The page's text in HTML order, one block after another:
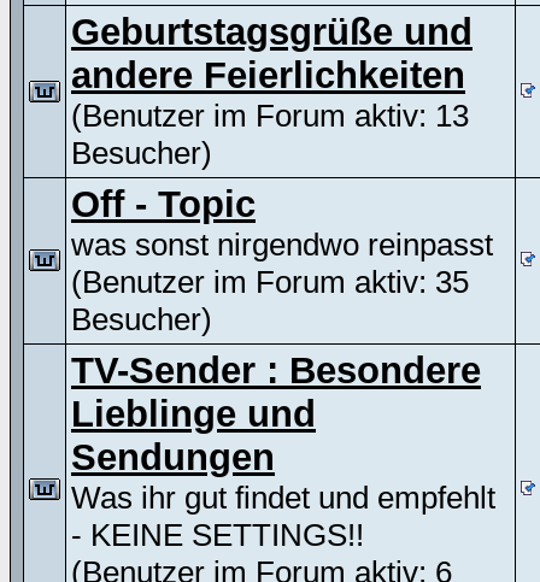
Geburtstagsgrüße und
andere Feierlichkeiten
(Benutzer im Forum aktiv: 13
Besucher)
Off - Topic
was sonst nirgendwo reinpasst
(Benutzer im Forum aktiv: 35
Besucher)
TV-Sender : Besondere
Lieblinge und
Sendungen
Was ihr gut findet und empfehlt
- KEINE SETTINGS!!
(Benutzer im Forum aktiv: 6